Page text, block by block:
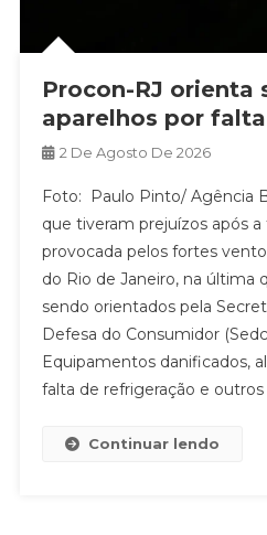
Procon-RJ orienta
aparelhos por
2 De Agosto De 2026
Foto: Paulo Pinto/ Agência
que tiveram prejuízos após
provocada pelos fortes
do Rio de Janeiro, na última
sendo orientados pela
Defesa do Consumidor
Equipamentos danificados,
falta de refrigeração e outros
Continuar lendo